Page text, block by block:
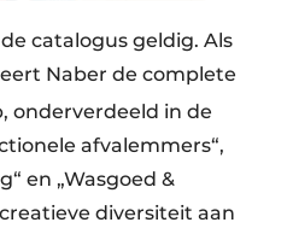
catalogus geldig. Als
Naber de complete
onderverdeeld in de
afvalemmers“,
en „Wasgoed &
diversiteit aan